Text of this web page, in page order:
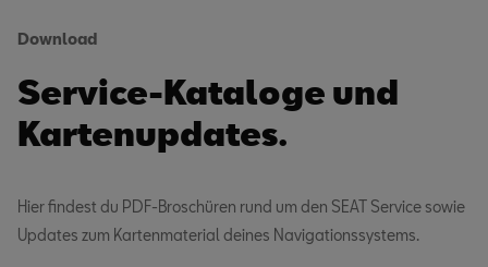
Download
Service-Kata­loge und
Kartenupdates.
Hier findest du PDF-Broschüren rund um den SEAT Service sowie
Updates zum Kartenmaterial deines Navigationssystems.